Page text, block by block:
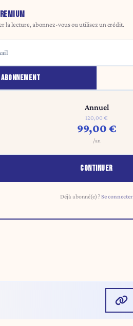
la lecture, abonnez-vous ou utilisez un crédit.
ABONNEMENT
Annuel
120,00 €
99,00 €
/an
CONTINUER
Déjà abonné(e) ?Se connecter